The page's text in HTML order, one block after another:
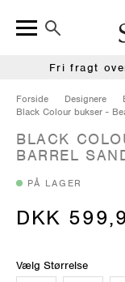
Fri fragt
Forside Designere
Black Colour bukser -
BLACK
BARREL
PÅ LAGER
DKK
Vælg Størrelse